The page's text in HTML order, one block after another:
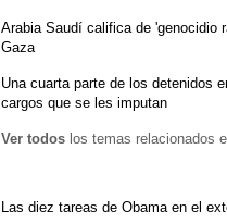
Arabia Saudí califica de 'genocidio
Gaza
Una cuarta parte de los detenidos
cargos que se les imputan
Ver todos los temas relacionados
Las diez tareas de Obama en el